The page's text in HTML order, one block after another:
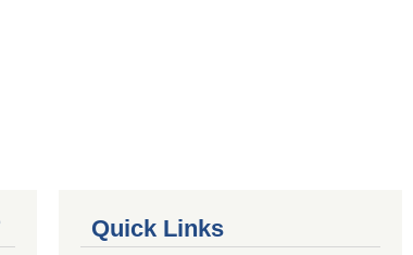
Quick Links